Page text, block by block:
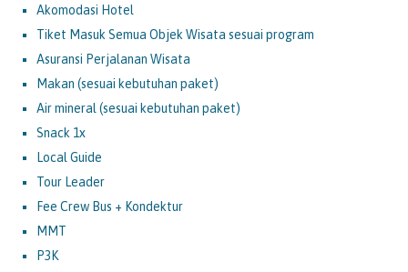
Akomodasi Hotel
Tiket Masuk Semua Objek Wisata sesuai program
Asuransi Perjalanan Wisata
Makan (sesuai kebutuhan paket)
Air mineral (sesuai kebutuhan paket)
Snack 1x
Local Guide
Tour Leader
Fee Crew Bus + Kondektur
MMT
P3K